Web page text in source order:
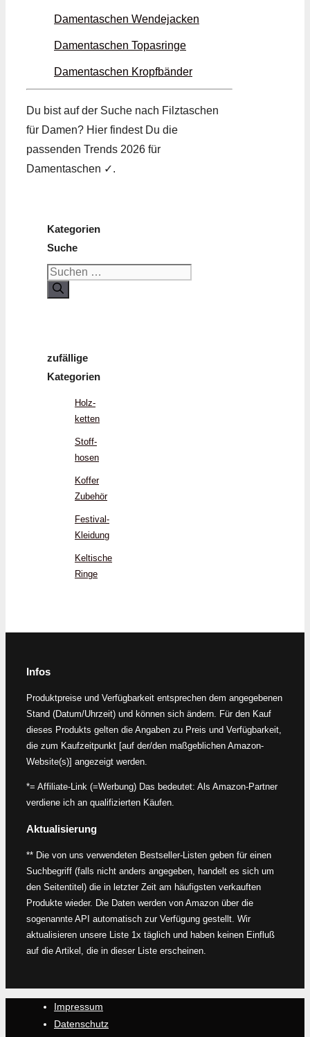
Damentaschen Wende­jacken
Damentaschen Topas­ringe
Damentaschen Kropf­bänder
Du bist auf der Suche nach Filz­taschen
für Damen? Hier findest Du die
passenden Trends 2026 für
Damentaschen ✓.
Kategorien
Suche
Suchen
nach:
zufällige
Kategorien
Holz­
ketten
Stoff­
hosen
Koffer
Zubehör
Festival-
Kleidung
Keltische
Ringe
Infos
Produktpreise und Verfügbarkeit entsprechen dem angegebenen
Stand (Datum/Uhrzeit) und können sich ändern. Für den Kauf
dieses Produkts gelten die Angaben zu Preis und Verfügbarkeit,
die zum Kaufzeitpunkt [auf der/den maßgeblichen Amazon-
Website(s)] angezeigt werden.
*= Affiliate-Link (=Werbung) Das bedeutet: Als Amazon-Partner
verdiene ich an qualifizierten Käufen.
Aktualisierung
** Die von uns verwendeten Bestseller-Listen geben für einen
Suchbegriff (falls nicht anders angegeben, handelt es sich um
den Seitentitel) die in letzter Zeit am häufigsten verkauften
Produkte wieder. Die Daten werden von Amazon über die
sogenannte API automatisch zur Verfügung gestellt. Wir
aktualisieren unsere Liste 1x täglich und haben keinen Einfluß
auf die Artikel, die in dieser Liste erscheinen.
Impressum
Datenschutz